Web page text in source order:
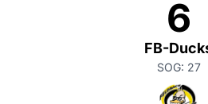
6
FB-
SOG: 27